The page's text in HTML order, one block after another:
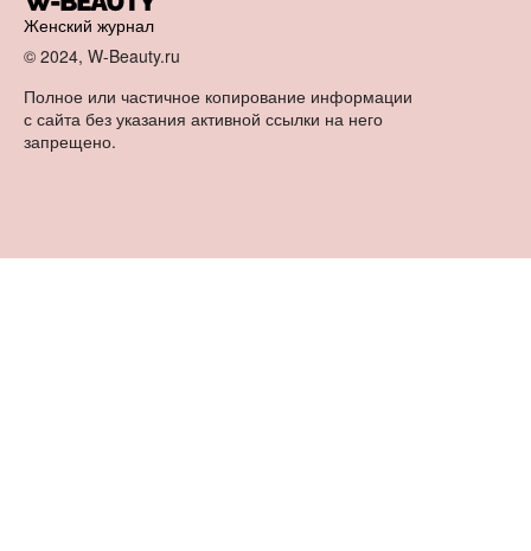
Женский журнал
© 2024, W-Beauty.ru
Полное или частичное копирование информации
с сайта без указания активной ссылки на него
запрещено.